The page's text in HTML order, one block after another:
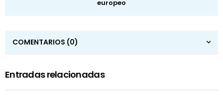
europeo
COMENTARIOS (0)
Entradas relacionadas